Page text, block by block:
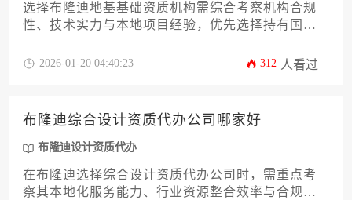
选择布隆迪地基基础资质机构需综合考察机构合规
性、技术实力与本地项目经验，优先选择持有国家
方位地质适配方案的权威服务机构。
2026-01-20 04:40:23 312 人看过
布隆迪综合设计资质代办公司哪家好
布隆迪设计资质代办
在布隆迪选择综合设计资质代办公司时，需重点考
察其本地化服务能力、行业资源整合效率与合规操